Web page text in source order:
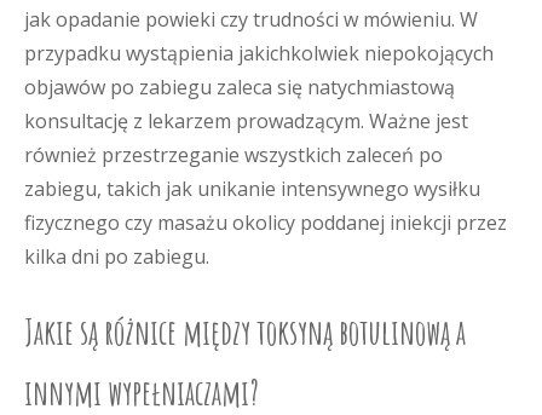
jak opadanie powieki czy trudności w mówieniu. W
przypadku wystąpienia jakichkolwiek niepokojących
objawów po zabiegu zaleca się natychmiastową
konsultację z lekarzem prowadzącym. Ważne jest
również przestrzeganie wszystkich zaleceń po
zabiegu, takich jak unikanie intensywnego wysiłku
fizycznego czy masażu okolicy poddanej iniekcji przez
kilka dni po zabiegu.
Jakie są różnice między toksyną botulinową a
innymi wypełniaczami?